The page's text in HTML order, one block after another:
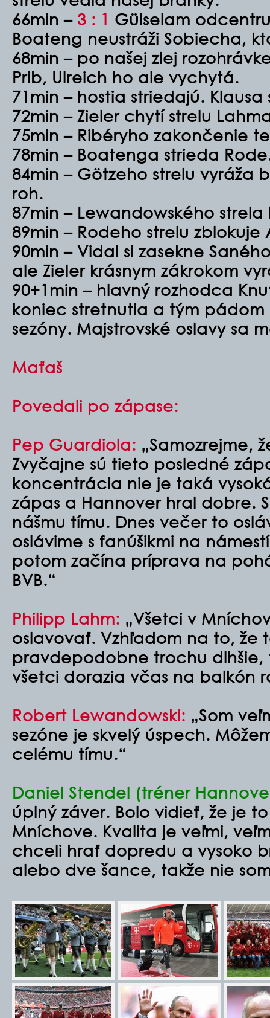
66min – 3 : 1 Gülselam
Boateng neustráži Sobiecha,
68min – po našej zlej
Prib, Ulreich ho ale vychytá.
71min – hostia striedajú.
72min – Zieler chytí strelu
75min – Ribéryho zakončenie
78min – Boatenga strieda
84min – Götzeho strelu vyráža
roh.
87min – Lewandowského
89min – Rodeho strelu
90min – Vidal si zasekne
ale Zieler krásnym zákrokom
90+1min – hlavný rozhodca
koniec stretnutia a tým
sezóny. Majstrovské oslavy sa
Maťaš
Povedali po zápase:
Pep Guardiola: „Samozrejme,
Zvyčajne sú tieto posledné
koncentrácia nie je taká
zápas a Hannover hral dobre.
nášmu tímu. Dnes večer to
oslávime s fanúšikmi na
potom začína príprava na
BVB.“
Philipp Lahm: „Všetci v
oslavovať. Vzhľadom na to, že
pravdepodobne trochu dlhšie,
všetci dorazia včas na balkón
Robert Lewandowski: „Som
sezóne je skvelý úspech.
celému tímu.“
Daniel Stendel (tréner
úplný záver. Bolo vidieť, že je
Mníchove. Kvalita je veľmi,
chceli hrať dopredu a vysoko
alebo dve šance, takže nie